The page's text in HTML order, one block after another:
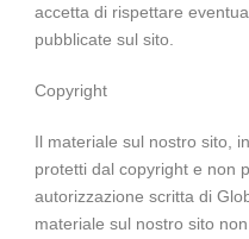
accetta di rispettare
pubblicate sul sito.
Copyright
Il materiale sul nostro sito,
protetti dal copyright e non
autorizzazione scritta di
materiale sul nostro sito